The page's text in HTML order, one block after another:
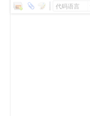
代码语言